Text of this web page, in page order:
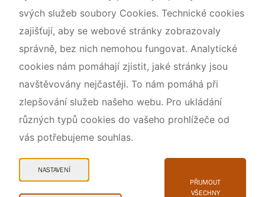
Snadné čtení
svých služeb soubory Cookies. Technické cookies
zajišťují, aby se webové stránky zobrazovaly
správně, bez nich nemohou fungovat. Analytické
cookies nám pomáhají zjistit, jaké stránky jsou
navštěvovány nejčastěji. To nám pomáhá při
zlepšování služeb našeho webu. Pro ukládání
různých typů cookies do vašeho prohlížeče od
vás potřebujeme souhlas.
NASTAVENÍ
PŘIJMOUT
VŠECHNY